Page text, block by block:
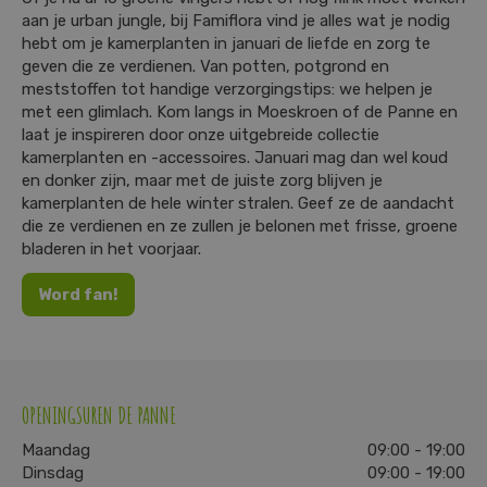
aan je urban jungle, bij Famiflora vind je alles wat je nodig
hebt om je kamerplanten in januari de liefde en zorg te
geven die ze verdienen. Van potten, potgrond en
meststoffen tot handige verzorgingstips: we helpen je
met een glimlach. Kom langs in Moeskroen of de Panne en
laat je inspireren door onze uitgebreide collectie
kamerplanten en -accessoires. Januari mag dan wel koud
en donker zijn, maar met de juiste zorg blijven je
kamerplanten de hele winter stralen. Geef ze de aandacht
die ze verdienen en ze zullen je belonen met frisse, groene
bladeren in het voorjaar.
Word fan!
OPENINGSUREN DE PANNE
Maandag
09:00 - 19:00
Dinsdag
09:00 - 19:00